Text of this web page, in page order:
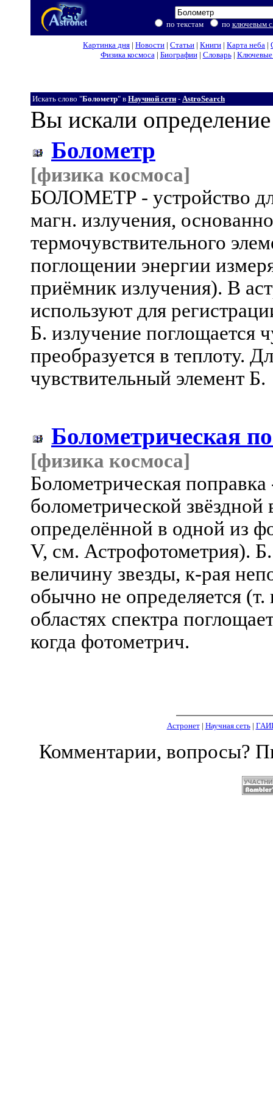
по текстам по ключевым
Картинка дня | Новости | Статьи | Книги | Карта неба |
Физика космоса| Биографии| Словарь| Ключевые
Искать слово "Болометр" в Научной сети - AstroSearch
Вы искали
Болометр
[физика космоса]
БОЛОМЕТР - устройство
магн. излучения,
термочувствительного
поглощении энергии
приёмник излучения). В
используют для
Б. излучение поглощается
преобразуется в теплоту.
чувствительный элемент Б.
Болометрическая
[физика космоса]
Болометрическая
болометрической
определённой в одной из
V, см. Астрофотометрия).
величину звезды, к-рая
обычно не определяется
областях спектра
когда фотометрич.
Астронет| Научная сеть|
Комментарии, вопросы?